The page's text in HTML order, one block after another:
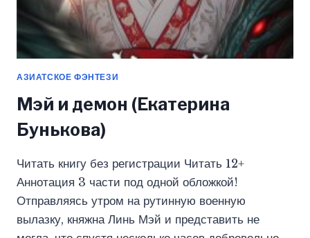
АЗИАТСКОЕ ФЭНТЕЗИ
Мэй и демон (Екатерина
Бунькова)
Читать книгу без регистрации Читать 12+
Аннотация 3 части под одной обложкой!
Отправляясь утром на рутинную военную
вылазку, княжна Линь Мэй и представить не